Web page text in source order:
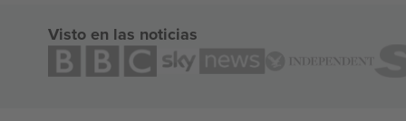
Visto en las noticias